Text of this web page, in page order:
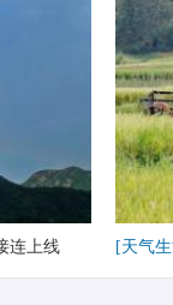
连上线 [天气